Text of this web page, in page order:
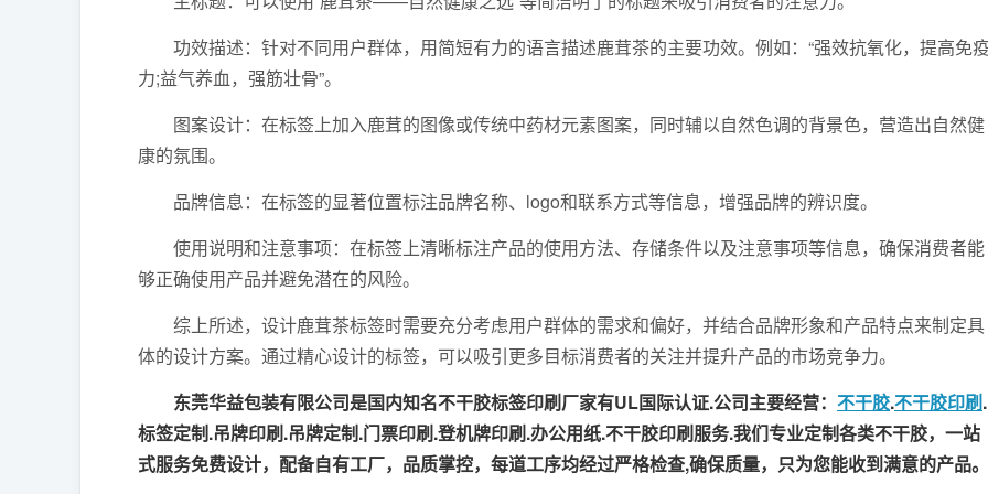
功效描述：针对不同用户群体，用简短有力的语言描述鹿茸茶的主要功效。例如：“强效抗氧化，提高免
力;益气养血，强筋壮骨”。
图案设计：在标签上加入鹿茸的图像或传统中药材元素图案，同时辅以自然色调的背景色，营造出自然健
康的氛围。
品牌信息：在标签的显著位置标注品牌名称、logo和联系方式等信息，增强品牌的辨识度。
使用说明和注意事项：在标签上清晰标注产品的使用方法、存储条件以及注意事项等信息，确保消费者能
够正确使用产品并避免潜在的风险。
综上所述，设计鹿茸茶标签时需要充分考虑用户群体的需求和偏好，并结合品牌形象和产品特点来制定具
体的设计方案。通过精心设计的标签，可以吸引更多目标消费者的关注并提升产品的市场竞争力。
东莞华益包装有限公司是国内知名不干胶标签印刷厂家有UL国际认证.公司主要经营： 不干胶.不干胶印刷.
标签定制.吊牌印刷.吊牌定制.门票印刷.登机牌印刷.办公用纸.不干胶印刷服务.我们专业定制各类不干胶，一站
式服务免费设计，配备自有工厂，品质掌控，每道工序均经过严格检查,确保质量，只为您能收到满意的产品。